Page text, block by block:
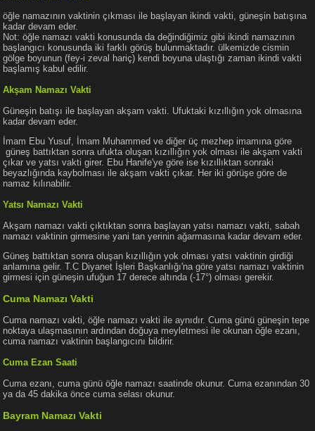
öğle namazının vaktinin çıkması ile başlayan ikindi vakti, güneşin batışına
kadar devam eder.
Not: öğle namazı vakti konusunda da değindiğimiz gibi ikindi namazının
başlangıcı konusunda iki farklı görüş bulunmaktadır. ülkemizde cismin
gölge boyunun (fey-i zeval hariç) kendi boyuna ulaştığı zaman ikindi vakti
başlamış kabul edilir.
Akşam Namazı Vakti
Güneşin batışı ile başlayan akşam vakti. Ufuktaki kızıllığın yok olmasına
kadar devam eder.
İmam Ebu Yusuf, İmam Muhammed ve diğer üç mezhep imamına göre
güneş battıktan sonra ufukta oluşan kızıllığın yok olması ile akşam vakti
çıkar ve yatsı vakti girer. Ebu Hanife'ye göre ise kızıllıktan sonraki
beyazlığında kaybolması ile akşam vakti çıkar. Her iki görüşe göre de
namaz kılınabilir.
Yatsı Namazı Vakti
Akşam namazı vakti çıktıktan sonra başlayan yatsı namazı vakti, sabah
namazı vaktinin girmesine yani tan yerinin ağarmasına kadar devam eder.
Güneş battıktan sonra oluşan kızıllığın yok olması yatsı vaktinin girdiği
anlamına gelir. T.C Diyanet İşleri Başkanlığı'na göre yatsı namazı vaktinin
girmesi için güneşin ufuğun 17 derece altında (-17°) olması gerekir.
Cuma Namazı Vakti
Cuma namazı vakti, öğle namazı vakti ile aynıdır. Cuma günü güneşin tepe
noktaya ulaşmasının ardından doğuya meyletmesi ile okunan öğle ezanı,
cuma namazı vaktinin başlangıcını bildirir.
Cuma Ezan Saati
Cuma ezanı, cuma günü öğle namazı saatinde okunur. Cuma ezanından 30
ya da 45 dakika önce cuma selası okunur.
Bayram Namazı Vakti